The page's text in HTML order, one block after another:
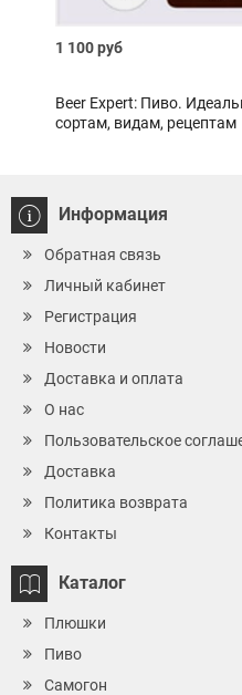
1 100 руб
Beer Expert: Пиво.
сортам, видам, рецептам
Информация
Обратная связь
Личный кабинет
Регистрация
Новости
Доставка и оплата
О нас
Пользовательское
Доставка
Политика возврата
Контакты
Каталог
Плюшки
Пиво
Самогон